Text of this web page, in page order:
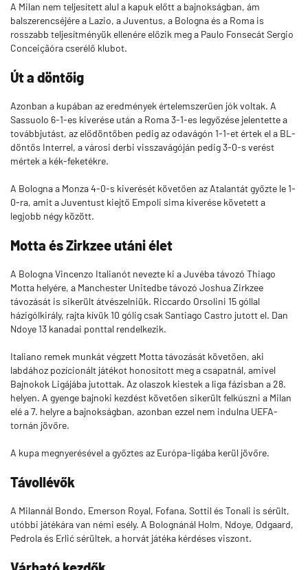
A Milan nem teljesített alul a kapuk előtt a bajnokságban, ám
balszerencséjére a Lazio, a Juventus, a Bologna és a Roma is
rosszabb teljesítményük ellenére előzik meg a Paulo Fonsecát Sergio
Conceiçãóra cserélő klubot.
Út a döntőig
Azonban a kupában az eredmények értelemszerűen jók voltak. A
Sassuolo 6-1-es kiverése után a Roma 3-1-es legyőzése jelentette a
továbbjutást, az elődöntőben pedig az odavágón 1-1-et értek el a BL-
döntős Interrel, a városi derbi visszavágóján pedig 3-0-s verést
mértek a kék-feketékre.
A Bologna a Monza 4-0-s kiverését követően az Atalantát győzte le 1-
0-ra, amit a Juventust kiejtő Empoli sima kiverése követett a
legjobb négy között.
Motta és Zirkzee utáni élet
A Bologna Vincenzo Italianót nevezte ki a Juvéba távozó Thiago
Motta helyére, a Manchester Unitedbe távozó Joshua Zirkzee
távozását is sikerült átvészelniük. Riccardo Orsolini 15 góllal
házigólkirály, rajta kívük 10 gólig csak Santiago Castro jutott el. Dan
Ndoye 13 kanadai ponttal rendelkezik.
Italiano remek munkát végzett Motta távozását követően, aki
labdához pozícionált játékot honosított meg a csapatnál, amivel
Bajnokok Ligájába jutottak. Az olaszok kiestek a liga fázisban a 28.
helyen. A gyenge bajnoki kezdést követően sikerült felkúszni a Milan
elé a 7. helyre a bajnokságban, azonban ezzel nem indulna UEFA-
tornán jövőre.
A kupa megnyerésével a győztes az Európa-ligába kerül jövőre.
Távollévők
A Milannál Bondo, Emerson Royal, Fofana, Sottil és Tonali is sérült,
utóbbi játékára van némi esély. A Bolognánál Holm, Ndoye, Odgaard,
Pedrola és Erlić sérültek, a horvát játéka kérdéses viszont.